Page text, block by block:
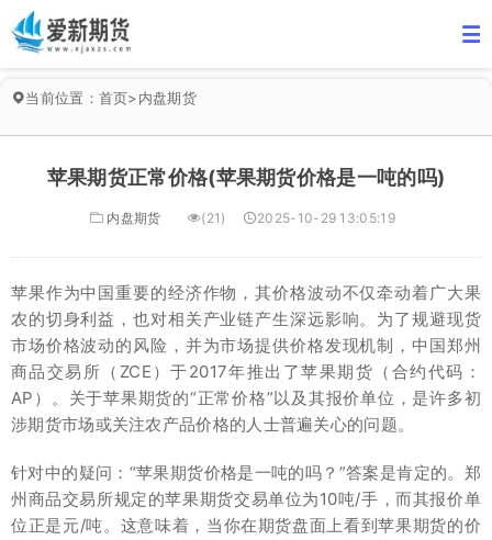
当前位置： 首页>内盘期货
苹果期货正常价格(苹果期货价格是一吨的吗)
内盘期货 (21) 2025-10-29 13:05:19
苹果作为中国重要的经济作物，其价格波动不仅牵动着广大果
农的切身利益，也对相关产业链产生深远影响。为了规避现货
市场价格波动的风险，并为市场提供价格发现机制，中国郑州
商品交易所（ZCE）于2017年推出了苹果期货（合约代码：
AP）。关于苹果期货的“正常价格”以及其报价单位，是许多初
涉期货市场或关注农产品价格的人士普遍关心的问题。
针对中的疑问：“苹果期货价格是一吨的吗？”答案是肯定的。郑
州商品交易所规定的苹果期货交易单位为10吨/手，而其报价单
位正是元/吨。这意味着，当你在期货盘面上看到苹果期货的价